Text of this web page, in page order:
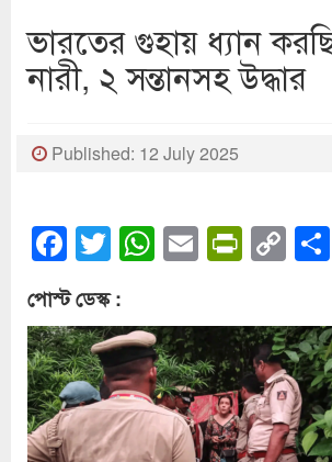
ভারতের গুহায় ধ্যান
নারী, ২ সন্তানসহ উদ্ধার
Published: 12 July 2025
Facebook
Twitter
WhatsApp
Email
Link
পোস্ট ডেস্ক :